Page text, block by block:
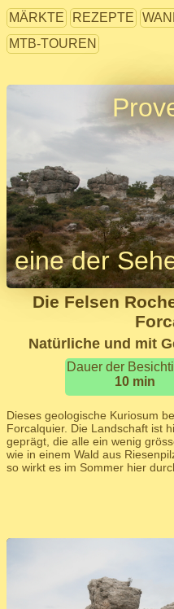
MÄRKTE REZEPTE
MTB-TOUREN
eine der
Die Felsen
Natürliche und mit
Dauer der
10 min
Dieses geologische Kuriosum
Forcalquier. Die Landschaft ist
geprägt, die alle ein wenig
wie in einem Wald aus
so wirkt es im Sommer hier